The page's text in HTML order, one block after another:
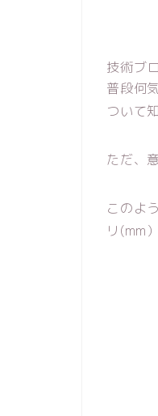
技術ブ
普段何
ついて
ただ、
このよ
リ(mm